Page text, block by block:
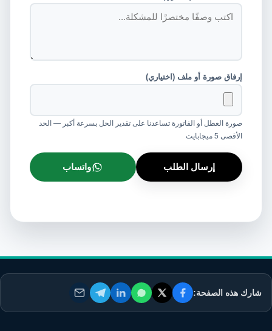
إرفاق صورة أو ملف (اختياري)
صورة العطل أو الفاتورة تساعدنا على تقدير الحل بسرعة أكبر — الحد
الأقصى 5 ميجابايت
إرسال الطلب واتساب
شارك هذه الصفحة: